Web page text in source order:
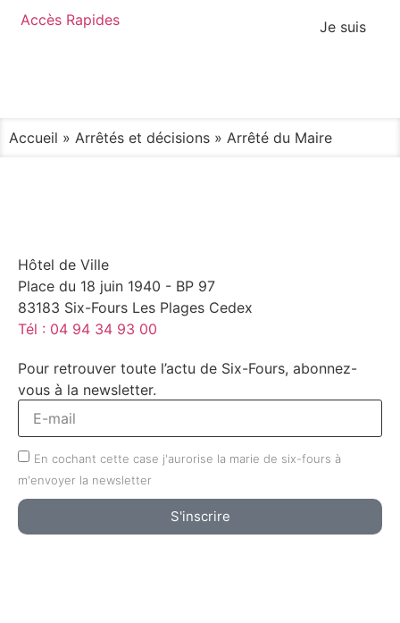
principal
Accès Rapides Je suis
Accueil » Arrêtés et décisions » Arrêté du Maire
Hôtel de Ville
Place du 18 juin 1940 - BP 97
83183 Six-Fours Les Plages Cedex
Tél : 04 94 34 93 00
Pour retrouver toute l’actu de Six-Fours, abonnez-
vous à la newsletter.
En cochant cette case j'aurorise la marie de six-fours à
m'envoyer la newsletter
S'inscrire